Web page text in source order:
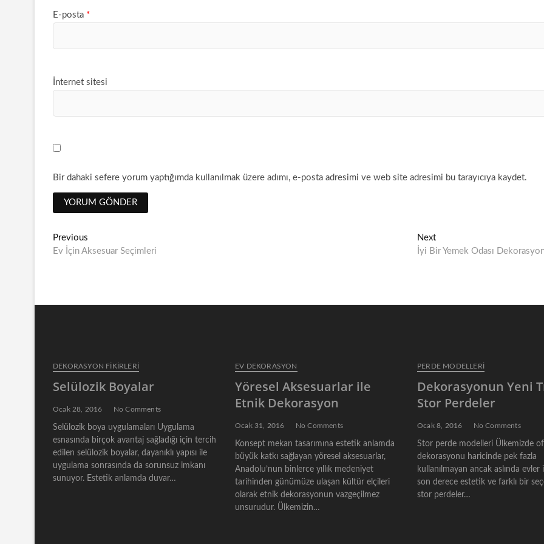
E-posta *
İnternet sitesi
Bir dahaki sefere yorum yaptığımda kullanılmak üzere adımı, e-posta adresimi ve web site adresimi bu tarayıcıya kaydet.
Y
a
ı
l
a
ş
ı
m
ı
Previous
r
o
s
t
Ev İçin Aksesuar Seçimleri
Next
e
o
İyi Bir Yemek Odası
DEKORASYON FİKİRLERİ
Selülozik Boyalar
Ocak 28, 2016 No Comments
Selülozik boya uygulamaları Uygulama
esnasında birçok avantaj sağladığı için tercih
edilen selülozik boyalar, dayanıklı yapısı ile
uygulama sonrasında da sorunsuz imkanı
sunuyor. Estetik anlamda duvar…
EV DEKORASYON
Yöresel Aksesuarlar ile
Etnik Dekorasyon
Ocak 31, 2016 No Comments
Konsept mekan tasarımına estetik anlamda
büyük katkı sağlayan yöresel aksesuarlar,
Anadolu’nun binlerce yıllık medeniyet
tarihinden günümüze ulaşan kültür elçileri
olarak etnik dekorasyonun vazgeçilmez
unsurudur. Ülkemizin…
PERDE MODELLERI
Dekorasyonun Yeni
Stor Perdeler
Ocak 8, 2016 No Comments
Stor perde modelleri Ülkemizde
dekorasyonu haricinde pek fazla
kullanılmayan ancak aslında evler
son derece estetik ve farklı bir
stor perdeler…